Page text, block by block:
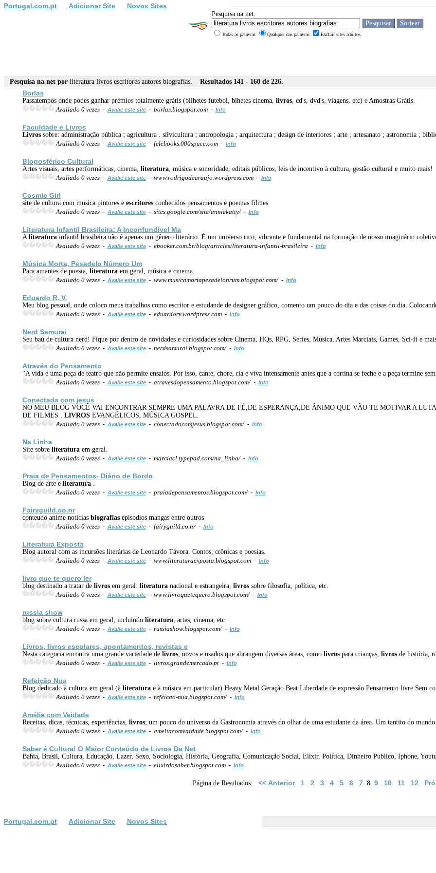
Portugal.com.pt Adicionar Site Novos Sites
Pesquisa na net:
Todas as palavras Qualquer das palavras Excluir sites adultos
Pesquisa na net por literatura livros escritores autores biografias. Resultados 141 - 160 de 226.
Borlas
Passatempos onde podes ganhar prémios totalmente grátis (bilhetes futebol, blhetes cinema, livros, cd's, dvd's, viagens, etc) e Amostras Grátis.
Avaliado 0 vezes - Avalie este site- borlas.blogspot.com - Info
Faculdade e Livros
Livrossobre: administração pública ; agricultura . silvicultura ; antropologia ; arquitectura ; design de interiores ; arte ; artesanato ; astronomia ;
Avaliado 0 vezes - Avalie este site- felebooks.000space.com - Info
Blogosférico Cultural
Artes visuais, artes performáticas, cinema, literatura, música e sonoridade, editais públicos, leis de incentivo à cultura, gestão cultural e muito mais!
Avaliado 0 vezes - Avalie este site- www.rodrigodearaujo.wordpress.com - Info
Cosmic Girl
site de cultura com musica pintores e escritoresconhecidos pensamentos e poemas filmes
Avaliado 0 vezes - Avalie este site- sites.google.com/site/anniekatty/ - Info
LiteraturaInfantil Brasileira: A Inconfundível Ma
A literaturainfantil brasileira não é apenas um gênero literário. É um universo rico, vibrante e fundamental na formação de nosso imaginário
Avaliado 0 vezes - Avalie este site- ebooker.com.br/blog/articles/literatura-infantil-brasileira - Info
Música Morta, Pesadelo Número Um
Para amantes de poesia, literaturaem geral, música e cinema.
Avaliado 0 vezes - Avalie este site- www.musicamortapesadelonrum.blogspot.com/ - Info
Eduardo R. V.
Meu blog pessoal, onde coloco meus trabalhos como escritor e estudande de designer gráfico, comento um pouco do dia e das coisas do dia.
Avaliado 0 vezes - Avalie este site- eduardorv.wordpress.com - Info
Nerd Samurai
Seu baú de cultura nerd! Fique por dentro de novidades e curiosidades sobre Cinema, HQs, RPG, Series, Musica, Artes Marciais, Games, Sci-fi e
Avaliado 0 vezes - Avalie este site- nerdsamurai.blogspot.com/ - Info
Através do Pensamento
"A vida é uma peça de teatro que não permite ensaios. Por isso, cante, chore, ria e viva intensamente antes que a cortina se feche e a peça termine
Avaliado 0 vezes - Avalie este site- atravesdopensamento.blogspot.com/ - Info
Conectada com jesus
NO MEU BLOG VOCÊ VAI ENCONTRAR SEMPRE UMA PALAVRA DE FÉ,DE ESPERANÇA,DE ÂNIMO QUE VÃO TE MOTIVAR A
DE FILMES , LIVROSEVANGÉLICOS, MÚSICA GOSPEL.
Avaliado 0 vezes - Avalie este site- conectadocomjesus.blogspot.com/ - Info
Na Linha
Site sobre literaturaem geral.
Avaliado 0 vezes - Avalie este site- marciacl.typepad.com/na_linha/ - Info
Praia de Pensamentos- Diário de Bordo
Blog de arte e literatura.
Avaliado 0 vezes - Avalie este site- praiadepensamentos.blogspot.com/ - Info
Fairyguild.co.nr
conteudo anime noticias biografiasepisodios mangas entre outros
Avaliado 0 vezes - Avalie este site- fairyguild.co.nr - Info
LiteraturaExposta
Blog autoral com as incursões literárias de Leonardo Távora. Contos, crônicas e poesias.
Avaliado 0 vezes - Avalie este site- www.literaturaexposta.blogspot.com - Info
livro que te quero ler
blog destinado a tratar de livrosem geral: literaturanacional e estrangeira, livrossobre filosofia, política, etc.
Avaliado 0 vezes - Avalie este site- www.livroquetequero.blogspot.com/ - Info
russia show
blog sobre cultura russa em geral, incluindo literatura, artes, cinema, etc
Avaliado 0 vezes - Avalie este site- russiashow.blogspot.com/ - Info
Livros, livros escolares, apontamentos, revistas e
Nesta categoria encontra uma grande variedade de livros, novos e usados que abrangem diversas áreas, como livrospara crianças, livrosde história,
Avaliado 0 vezes - Avalie este site- livros.grandemercado.pt - Info
Refeição Nua
Blog dedicado à cultura em geral (à literaturae à música em particular) Heavy Metal Geração Beat Liberdade de expressão Pensamento livre Sem
Avaliado 0 vezes - Avalie este site- refeicao-nua.blogspot.com/ - Info
Amélia com Vaidade
Receitas, dicas, técnicas, experiências, livros; um pouco do universo da Gastronomia através do olhar de uma estudante da área. Um tantito do
Avaliado 0 vezes - Avalie este site- ameliacomvaidade.blogspot.com/ - Info
Saber é Cultura! O Maior Conteúdo de Livros Da Net
Bahia, Brasil, Cultura, Educação, Lazer, Sexo, Sociologia, História, Geografia, Comunicação Social, Elixir, Política, Dinheiro Publico, Iphone,
Avaliado 0 vezes - Avalie este site- elixirdosaber.blogspot.com - Info
Página de Resultados: << Anterior 1 2 3 4 5 6 7 8 9 10 11 12
Portugal.com.pt Adicionar Site Novos Sites